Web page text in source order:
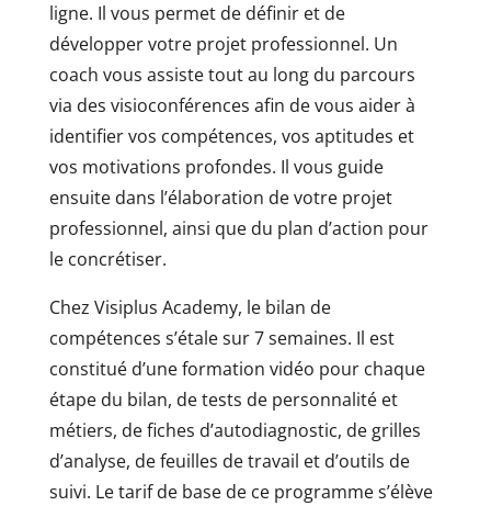
ligne. Il vous permet de définir et de
développer votre projet professionnel. Un
coach vous assiste tout au long du parcours
via des visioconférences afin de vous aider à
identifier vos compétences, vos aptitudes et
vos motivations profondes. Il vous guide
ensuite dans l’élaboration de votre projet
professionnel, ainsi que du plan d’action pour
le concrétiser.
Chez Visiplus Academy, le bilan de
compétences s’étale sur 7 semaines. Il est
constitué d’une formation vidéo pour chaque
étape du bilan, de tests de personnalité et
métiers, de fiches d’autodiagnostic, de grilles
d’analyse, de feuilles de travail et d’outils de
suivi. Le tarif de base de ce programme s’élève